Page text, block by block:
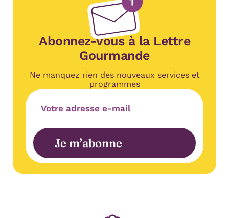
Abonnez-vous à la Lettre
Gourmande
Ne manquez rien des nouveaux services et
programmes
Adresse e-mail
Je m’abonne